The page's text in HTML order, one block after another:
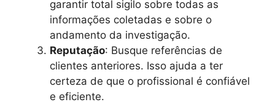
garantir total sigilo sobre todas as
informações coletadas e sobre o
andamento da investigação.
Reputação: Busque referências de
clientes anteriores. Isso ajuda a ter
certeza de que o profissional é confiável
e eficiente.